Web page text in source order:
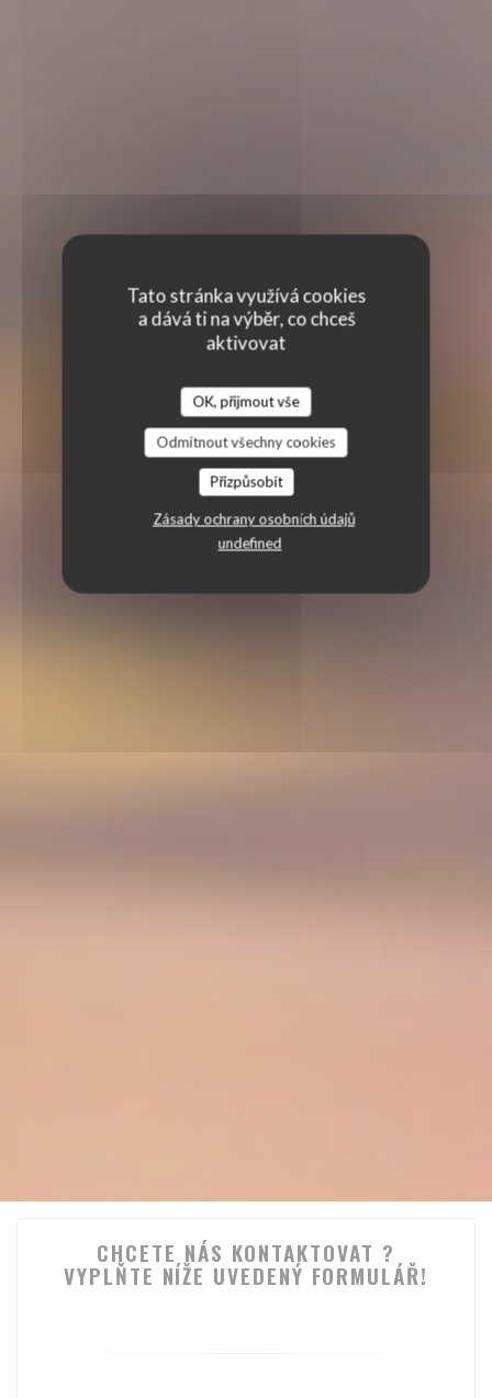
Tato stránka využívá cookies
a dává ti na výběr, co chceš
aktivovat
OK, přijmout vše
Odmítnout všechny cookies
Přizpůsobit
Zásady ochrany osobních údajů
undefined
CHCETE NÁS KONTAKTOVAT ?
VYPLŇTE NÍŽE UVEDENÝ FORMULÁŘ!